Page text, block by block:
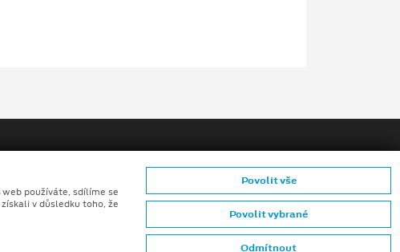
používáte, sdílíme se
v důsledku toho, že
Odmítnout
Povolit vybrané
Povolit vše